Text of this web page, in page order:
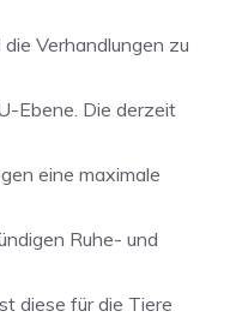
Verhandlungen zu
Ebene. Die derzeit
eine maximale
Ruhe- und
diese für die Tiere